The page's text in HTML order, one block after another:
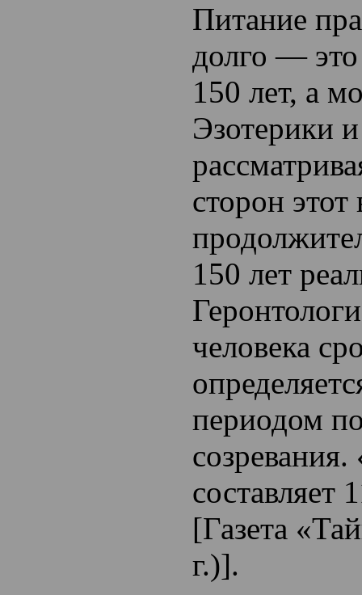
Питание
долго — это
150 лет, а
Эзотерики
сторон
150 лет
человека
периодом
составляет
[Газета
г.)].